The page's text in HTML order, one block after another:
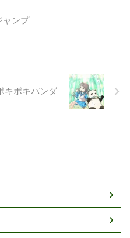
ャンプ
キポキパンダ